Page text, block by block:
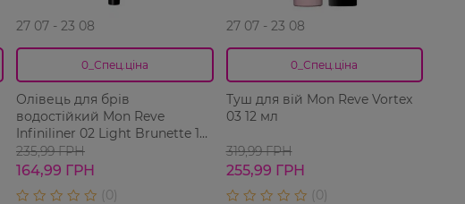
27 07 - 23 08
0_Спец.ціна
Олівець для брів
водостійкий Mon Reve
Infiniliner 02 Light Brunette 1
шт
235,99 ГРН
164,99 ГРН
27 07 - 23 08
0_Спец.ціна
Туш для вій Mon Reve Vortex
03 12 мл
319,99 ГРН
255,99 ГРН